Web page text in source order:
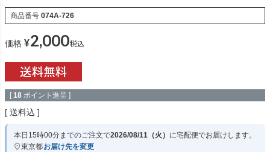
商品番号 074A-726
価格 ¥2,000税込
[ 18 ポイント進呈 ]
送料込
本日 15時00分までのご注文で2026/08/11（火） に宅配便でお届けします。
東京都お届け先を変更